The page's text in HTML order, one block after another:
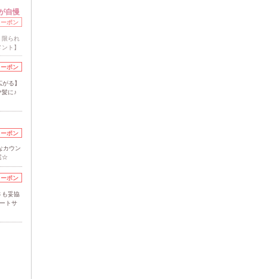
自慢
ポン
られ
ト】
ポン
る】
に♪
ポン
カウン
☆
ポン
も妥協
トサ